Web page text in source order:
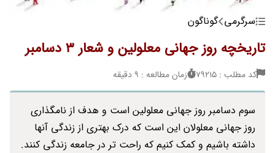
سرگرمی گوناگون
تاریخچه روز جهانی معلولین و شعار 3 دسامبر
کد مطلب : 79215 زمان مطالعه : 9 دقیقه
سوم دسامبر روز جهانی معلولین است و هدف از نامگذاری
روز جهانی معلولان این است که درک بهتری از زندگی آنها
داشته باشیم و کمک کنیم که راحت تر در جامعه زندگی کنند.